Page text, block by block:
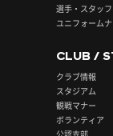
選手・スタッフ
ユニフォーム
CLUB /
クラブ情報
スタジアム
観戦マナー
ボランティア